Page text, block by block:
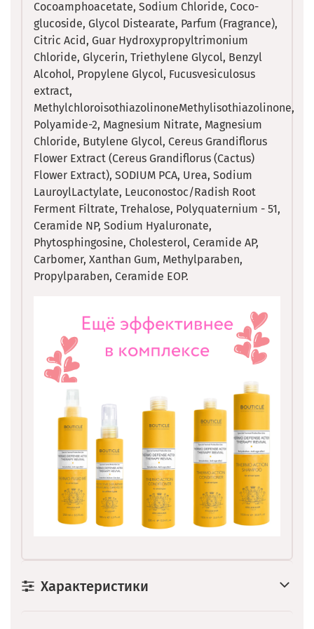
Cocoamphoacetate, Sodium Chloride, Coco-
glucoside, Glycol Distearate, Parfum (Fragrance),
Citric Acid, Guar Hydroxypropyltrimonium
Chloride, Glycerin, Triethylene Glycol, Benzyl
Alcohol, Propylene Glycol, Fucusvesiculosus
extract,
MethylchloroisothiazolinoneMethylisothiazolinone,
Polyamide-2, Magnesium Nitrate, Magnesium
Chloride, Butylene Glycol, Cereus Grandiflorus
Flower Extract (Cereus Grandiflorus (Cactus)
Flower Extract), SODIUM PCA, Urea, Sodium
LauroylLactylate, Leuconostoc/Radish Root
Ferment Filtrate, Trehalose, Polyquaternium - 51,
Ceramide NP, Sodium Hyaluronate,
Phytosphingosine, Cholesterol, Ceramide AP,
Carbomer, Xanthan Gum, Methylparaben,
Propylparaben, Ceramide EOP.
Характеристики